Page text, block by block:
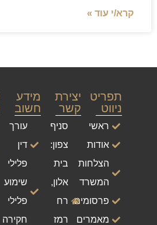
קרא/י עוד »
תפריט
ניווט
ראשי
אודות
הצלחות
המשרד
פרסומים
מאמרים
יצירת
קשר
סניף
צפון:
בית
אלון,
רח
רמז
מידע
חשוב
עורך
דין
פלילי
שימוע
פלילי
חקירה